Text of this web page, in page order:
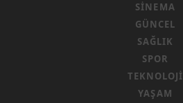
SINEMA
GÜNCEL
SAĞLIK
SPOR
TEKNOLOJI
YAŞAM